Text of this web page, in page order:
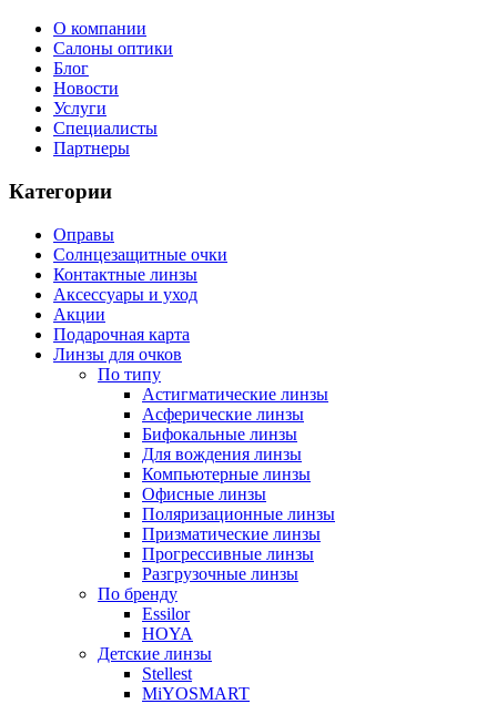
О компании
Салоны оптики
Блог
Новости
Услуги
Специалисты
Партнеры
Категории
Оправы
Солнцезащитные очки
Контактные линзы
Аксессуары и уход
Акции
Подарочная карта
Линзы для очков
По типу
Астигматические линзы
Асферические линзы
Бифокальные линзы
Для вождения линзы
Компьютерные линзы
Офисные линзы
Поляризационные линзы
Призматические линзы
Прогрессивные линзы
Разгрузочные линзы
По бренду
Essilor
HOYA
Детские линзы
Stellest
MiYOSMART